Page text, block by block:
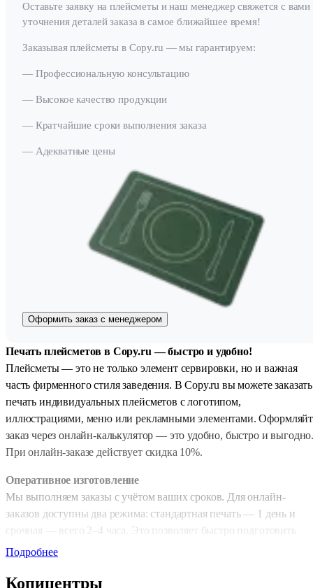
Оставьте заявку на плейсметы и наш менеджер свяжется с вами
уточнения деталей заказа в самое ближайшее время!
Заказывая плейсметы в Copy.ru — мы гарантируем:
— Профессиональную консультацию
— Высокое качество продукции
— Кратчайшие сроки выполнения заказа
— Адекватные цены
Оформить заказ с менеджером
Печать плейсметов в Copy.ru — быстро и удобно!
Плейсметы — это не только элемент сервировки, но и важная
часть фирменного стиля заведения. В Copy.ru вы можете заказать
печать индивидуальных плейсметов с логотипом,
иллюстрациями, меню или рекламными элементами.
заказ через онлайн-калькулятор — это удобно, быстро и
При онлайн-заказе действует скидка 10%.
Оперативное изготовление
Мы выполняем заказы с учётом ваших сроков. Для онлайн-
заказов доступны два режима: стандартная печать — 1 день и
срочная — всего 2–4 часа. Это позволяет быстро подготовить
продукцию к мероприятию, открытию или обновлению
Подробнее
Копицентры